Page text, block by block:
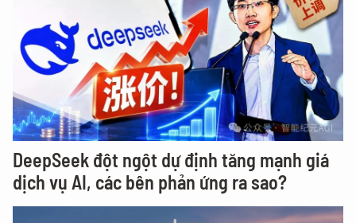
DeepSeek đột ngột dự định tăng mạnh giá
dịch vụ AI, các bên phản ứng ra sao?